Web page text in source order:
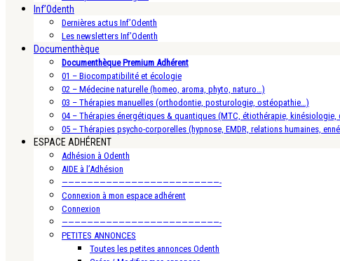
Inf’Odenth
Dernières actus Inf’Odenth
Les newsletters Inf’Odenth
Documenthèque
Documenthèque Premium Adhérent
01 – Biocompatibilité et écologie
02 – Médecine naturelle (homeo, aroma, phyto, naturo…)
03 – Thérapies manuelles (orthodontie, posturologie, ostéopathie…)
04 – Thérapies énergétiques & quantiques (MTC, étiothérapie,
05 – Thérapies psycho-corporelles (hypnose, EMDR, relations humaines,
ESPACE ADHÉRENT
Adhésion à Odenth
AIDE à l’Adhésion
—————————————————————————-
Connexion à mon espace adhérent
Connexion
—————————————————————————-
PETITES ANNONCES
Toutes les petites annonces Odenth